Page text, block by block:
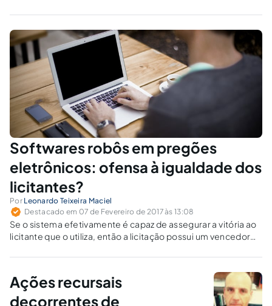
aplicabilidade das penas previstas na Lei nº.
8.666/1993 aos participantes do pregão
eletrônico.
Softwares robôs em pregões
eletrônicos: ofensa à igualdade dos
licitantes?
Por Leonardo Teixeira Maciel
Destacado em 07 de Fevereiro de 2017 às 13:08
Se o sistema efetivamente é capaz de assegurar a vitória ao
licitante que o utiliza, então a licitação possui um vencedor
por consequência, viola o ideário de igualdade entre os
Ações recursais
decorrentes de